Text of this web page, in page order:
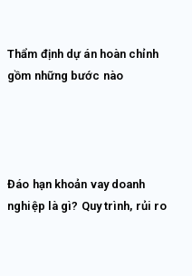
Thẩm định dự án hoàn chỉnh
gồm những bước nào
Đáo hạn khoản vay doanh
nghiệp là gì? Quy trình, rủi ro